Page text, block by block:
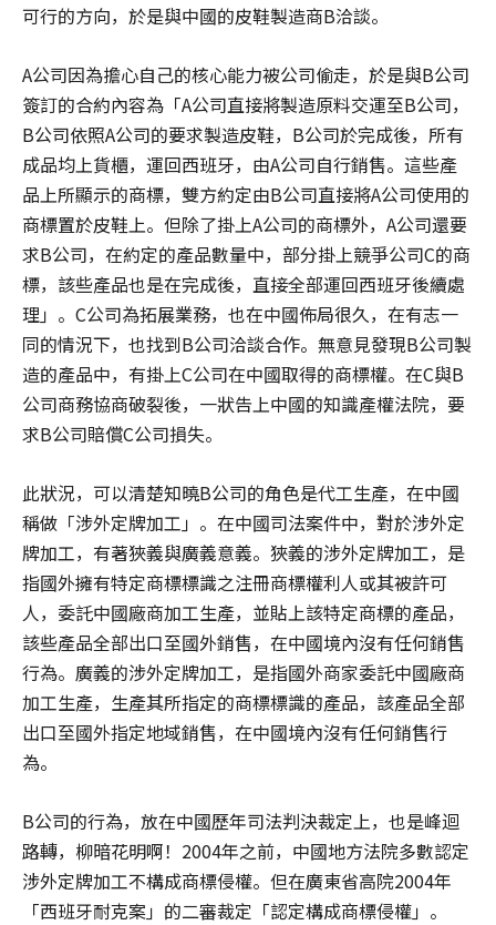
可行的方向，於是與中國的皮鞋製造商B洽談。
A公司因為擔心自己的核心能力被公司偷走，於是與B公司
簽訂的合約內容為「A公司直接將製造原料交運至B公司，
B公司依照A公司的要求製造皮鞋，B公司於完成後，所有
成品均上貨櫃，運回西班牙，由A公司自行銷售。這些產
品上所顯示的商標，雙方約定由B公司直接將A公司使用的
商標置於皮鞋上。但除了掛上A公司的商標外，A公司還要
求B公司，在約定的產品數量中，部分掛上競爭公司C的商
標，該些產品也是在完成後，直接全部運回西班牙後續處
理」。C公司為拓展業務，也在中國佈局很久，在有志一
同的情況下，也找到B公司洽談合作。無意見發現B公司製
造的產品中，有掛上C公司在中國取得的商標權。在C與B
公司商務協商破裂後，一狀告上中國的知識產權法院，要
求B公司賠償C公司損失。
此狀況，可以清楚知曉B公司的角色是代工生產，在中國
稱做「涉外定牌加工」。在中國司法案件中，對於涉外定
牌加工，有著狹義與廣義意義。狹義的涉外定牌加工，是
指國外擁有特定商標標識之注冊商標權利人或其被許可
人，委託中國廠商加工生產，並貼上該特定商標的產品，
該些產品全部出口至國外銷售，在中國境內沒有任何銷售
行為。廣義的涉外定牌加工，是指國外商家委託中國廠商
加工生產，生產其所指定的商標標識的產品，該產品全部
出口至國外指定地域銷售，在中國境內沒有任何銷售行
為。
B公司的行為，放在中國歷年司法判決裁定上，也是峰迴
路轉，柳暗花明啊！2004年之前，中國地方法院多數認定
涉外定牌加工不構成商標侵權。但在廣東省高院2004年
「西班牙耐克案」的二審裁定「認定構成商標侵權」。